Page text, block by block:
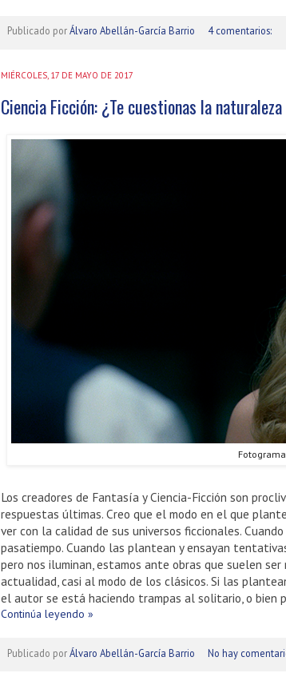
Publicado porÁlvaro Abellán-García Barrio 4 comentarios:
MIÉRCOLES, 17 DE MAYO DE 2017
Ciencia Ficción: ¿Te cuestionas la
Los creadores de Fantasía y Ciencia-Ficción son
respuestas últimas. Creo que el modo en el que
ver con la calidad de sus universos ficcionales.
pasatiempo. Cuando las plantean y ensayan
pero nos iluminan, estamos ante obras que suelen
actualidad, casi al modo de los clásicos. Si las
el autor se está haciendo trampas al solitario, o bien
Continúa leyendo »
Publicado porÁlvaro Abellán-García Barrio No hay